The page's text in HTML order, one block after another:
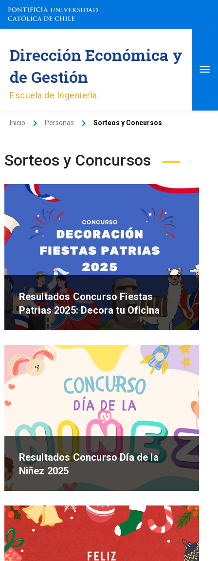
contenido
Dirección Económica y
de Gestión
Escuela de Ingeniería
Inicio Personas Sorteos y Concursos
Sorteos y Concursos
Resultados Concurso Fiestas
Patrias 2025: Decora tu Oficina
Resultados Concurso Día de la
Niñez 2025